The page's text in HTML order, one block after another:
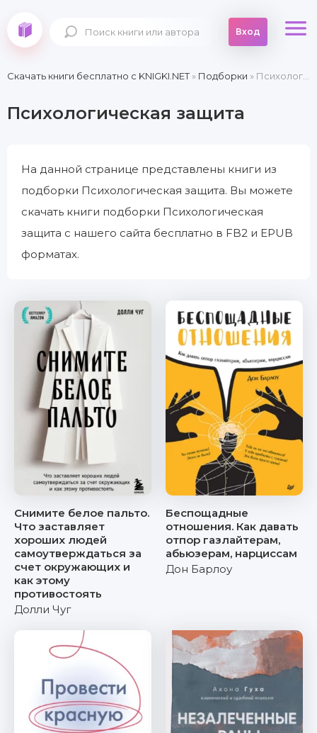
Вход
Скачать книги бесплатно c KNIGKI.NET» Подборки » Психологическая защита
Психологическая защита
На данной странице представлены книги из
подборки Психологическая защита. Вы можете
скачать книги подборки Психологическая
защита с нашего сайта бесплатно в FB2 и EPUB
форматах.
Снимите белое пальто.
Что заставляет
хороших людей
самоутверждаться за
счет окружающих и
как этому
противостоять
Долли Чуг
Беспощадные
отношения. Как давать
отпор газлайтерам,
абьюзерам, нарциссам
Дон Барлоу